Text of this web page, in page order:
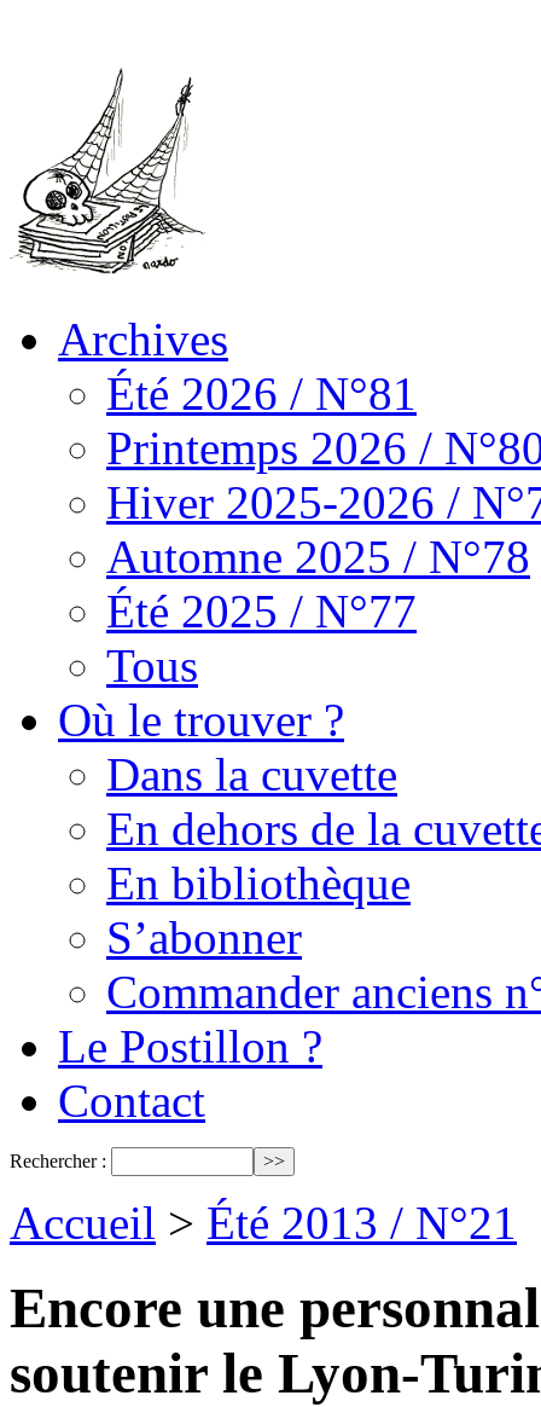
Archives
Été 2026 / N°81
Printemps 2026 /
Hiver 2025-2026 /
Automne 2025 / N°78
Été 2025 / N°77
Tous
Où le trouver ?
Dans la cuvette
En dehors de la
En bibliothèque
S’abonner
Commander anciens
Le Postillon ?
Contact
Rechercher :
Accueil > Été 2013 / N°21
Encore une
soutenir le Lyon-